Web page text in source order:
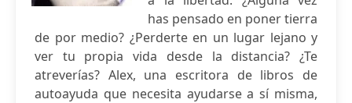
has pensado en poner tierra
de por medio? ¿Perderte en un lugar lejano y
ver tu propia vida desde la distancia? ¿Te
atreverías? Alex, una escritora de libros de
autoayuda que necesita ayudarse a sí misma,